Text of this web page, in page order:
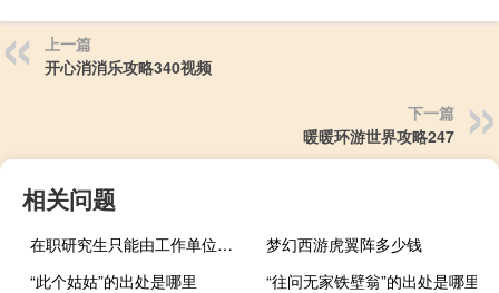
上一篇
开心消消乐攻略340视频
下一篇
暖暖环游世界攻略247
相关问题
在职研究生只能由工作单位推荐报考吗
梦幻西游虎翼阵多少钱
“此个姑姑”的出处是哪里
“往问无家铁壁翁”的出处是哪里